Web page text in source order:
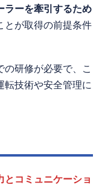
ラーを牽引するため
とが取得の前提条件
の研修が必要で、こ
転技術や安全管理に
とコミュニケーショ